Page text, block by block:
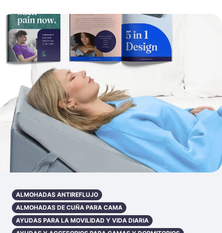
ALMOHADAS ANTIREFLUJO
ALMOHADAS DE CUÑA PARA CAMA
AYUDAS PARA LA MOVILIDAD Y VIDA DIARIA